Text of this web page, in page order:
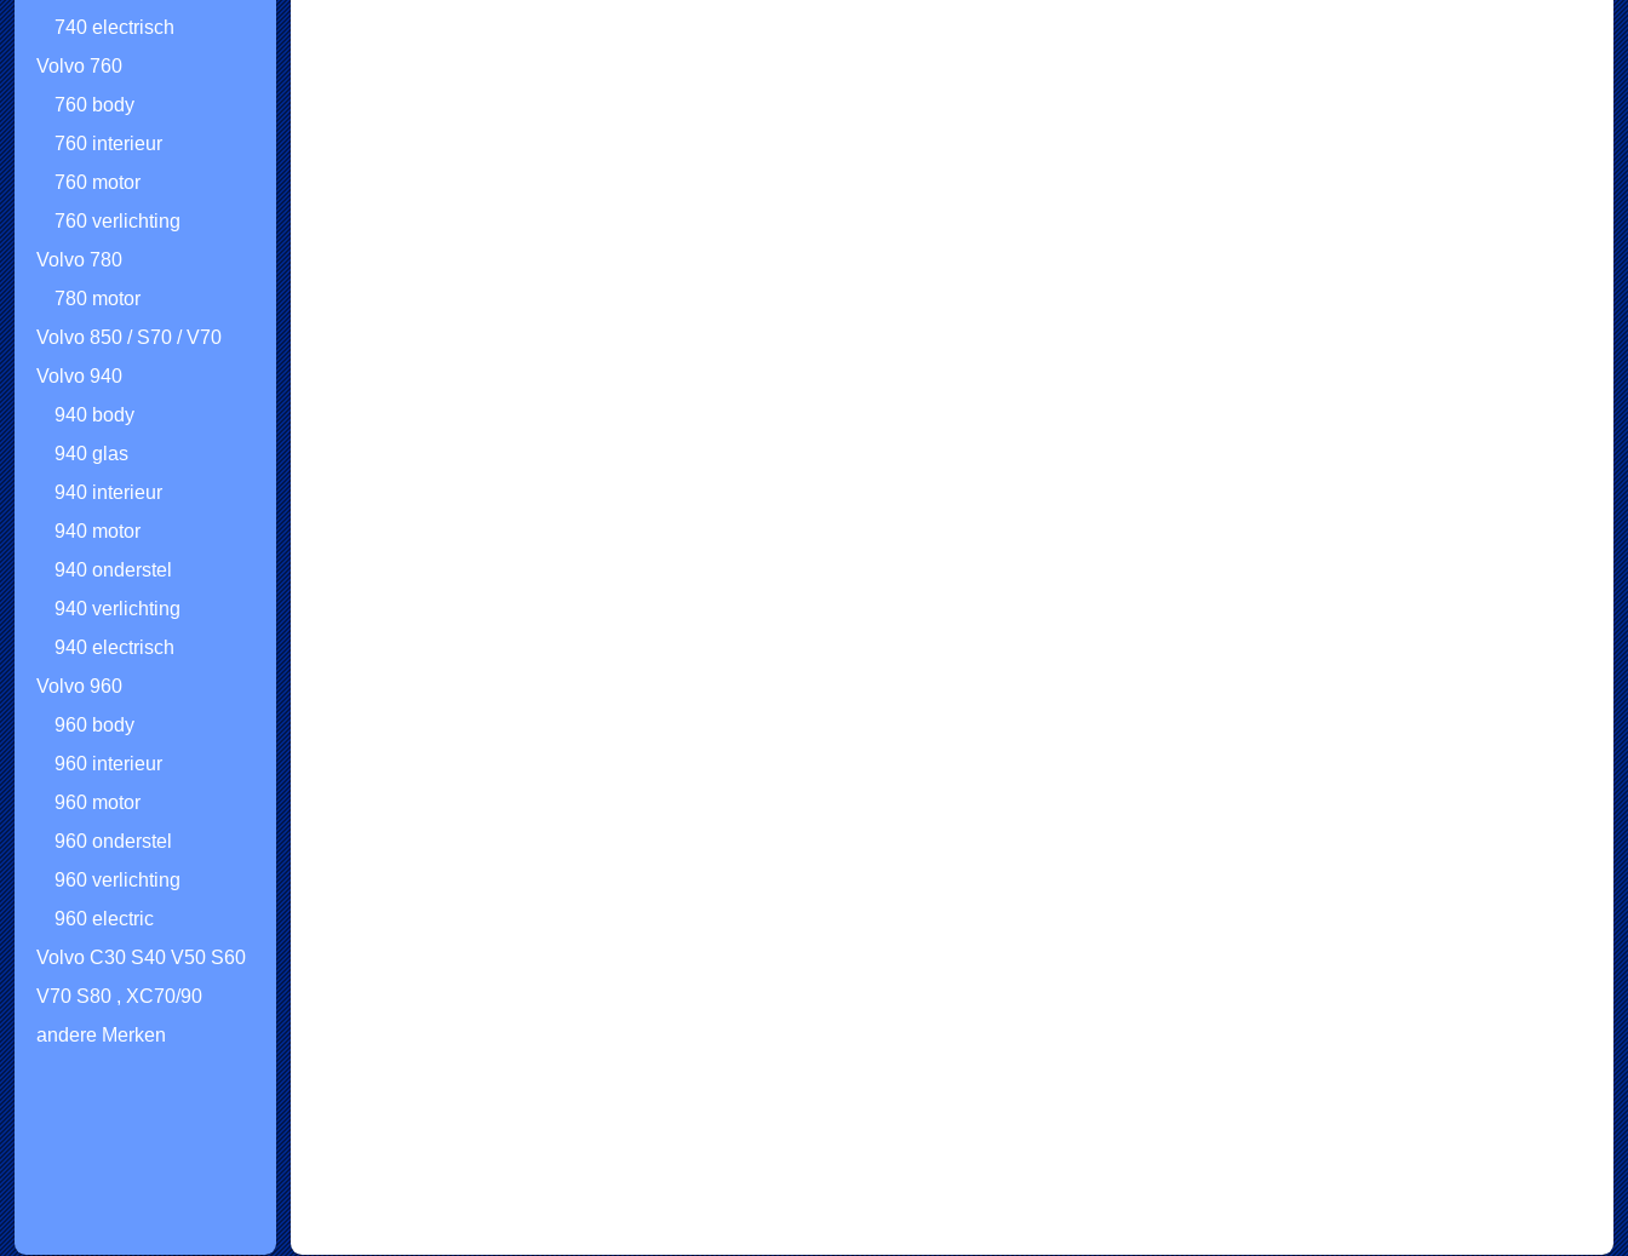
740 electrisch
Volvo 760
760 body
760 interieur
760 motor
760 verlichting
Volvo 780
780 motor
Volvo 850 / S70 / V70
Volvo 940
940 body
940 glas
940 interieur
940 motor
940 onderstel
940 verlichting
940 electrisch
Volvo 960
960 body
960 interieur
960 motor
960 onderstel
960 verlichting
960 electric
Volvo C30 S40 V50 S60
V70 S80 , XC70/90
andere Merken